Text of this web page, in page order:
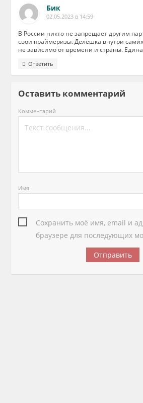
Бик
02.05.2023 в 14:59
В России никто не запрещает другим
свои праймеризы. Делешка внутри
не зависимо от времени и страны.
Ответить
Оставить комментарий
Комментарий
Имя
Сохранить моё имя, email и
браузере для последующих